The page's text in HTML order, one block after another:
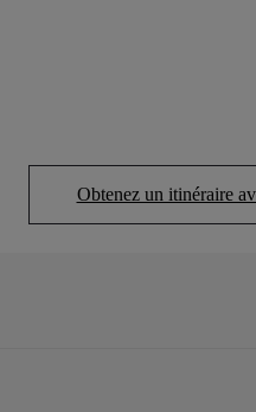
Obtenez un itinéraire